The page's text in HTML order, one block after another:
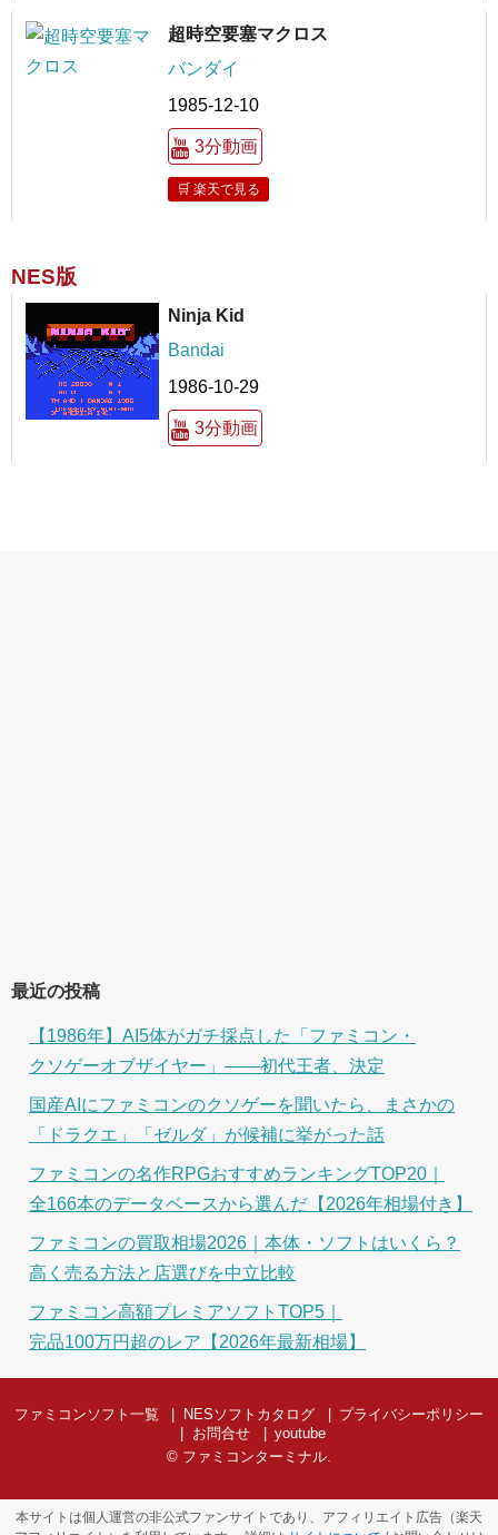
超時空要塞マクロス
バンダイ
1985-12-10
3分動画
🛒 楽天で見る
NES版
Ninja Kid
Bandai
1986-10-29
3分動画
最近の投稿
【1986年】AI5体がガチ採点した「ファミコン・
クソゲーオブザイヤー」――初代王者、決定
国産AIにファミコンのクソゲーを聞いたら、まさかの
「ドラクエ」「ゼルダ」が候補に挙がった話
ファミコンの名作RPGおすすめランキングTOP20｜
全166本のデータベースから選んだ【2026年相場付き】
ファミコンの買取相場2026｜本体・ソフトはいくら？
高く売る方法と店選びを中立比較
ファミコン高額プレミアソフトTOP5｜
完品100万円超のレア【2026年最新相場】
ファミコンソフト一覧 NESソフトカタログ
プライバシーポリシー
お問合せ
youtube
© ファミコンターミナル
本サイトは個人運営の非公式ファンサイトであり、アフィリエイト広告（楽天